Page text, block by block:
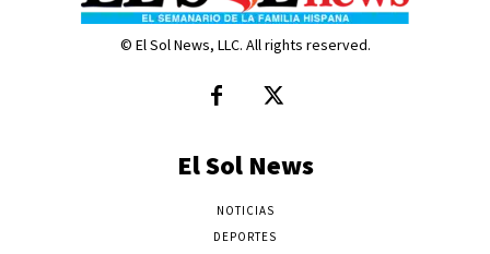
© El Sol News, LLC. All rights reserved.
El Sol News
NOTICIAS
DEPORTES